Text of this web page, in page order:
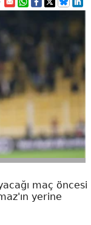
maç öncesi
yerine